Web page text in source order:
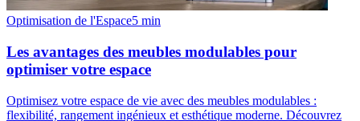
Optimisation de l'Espace5 min
Les avantages des meubles modulables pour
optimiser votre espace
Optimisez votre espace de vie avec des meubles modulables :
flexibilité, rangement ingénieux et esthétique moderne. Découvrez